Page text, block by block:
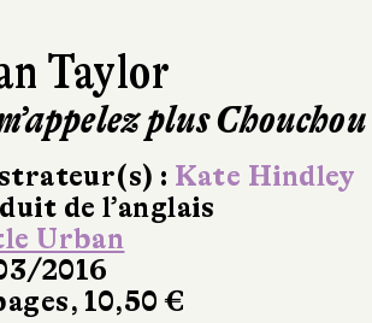
Taylor
plus
: Kate Hindley
de l’anglais
Urban
2016
10,50 €